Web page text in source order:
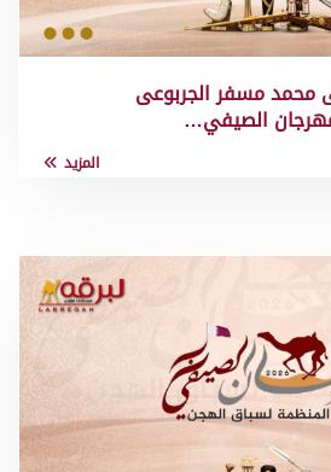
محمد مسفر الجربوعى
الصيفي…
المزيد